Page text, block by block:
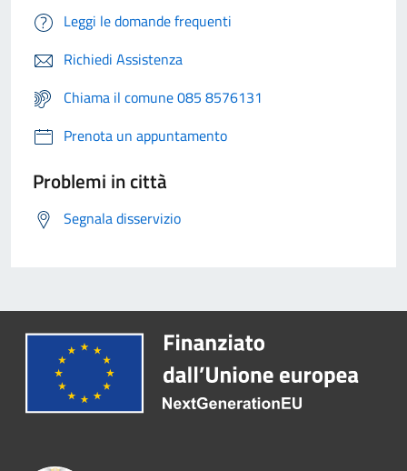
Leggi le domande frequenti
Richiedi Assistenza
Chiama il comune 085 8576131
Prenota un appuntamento
Problemi in città
Segnala disservizio